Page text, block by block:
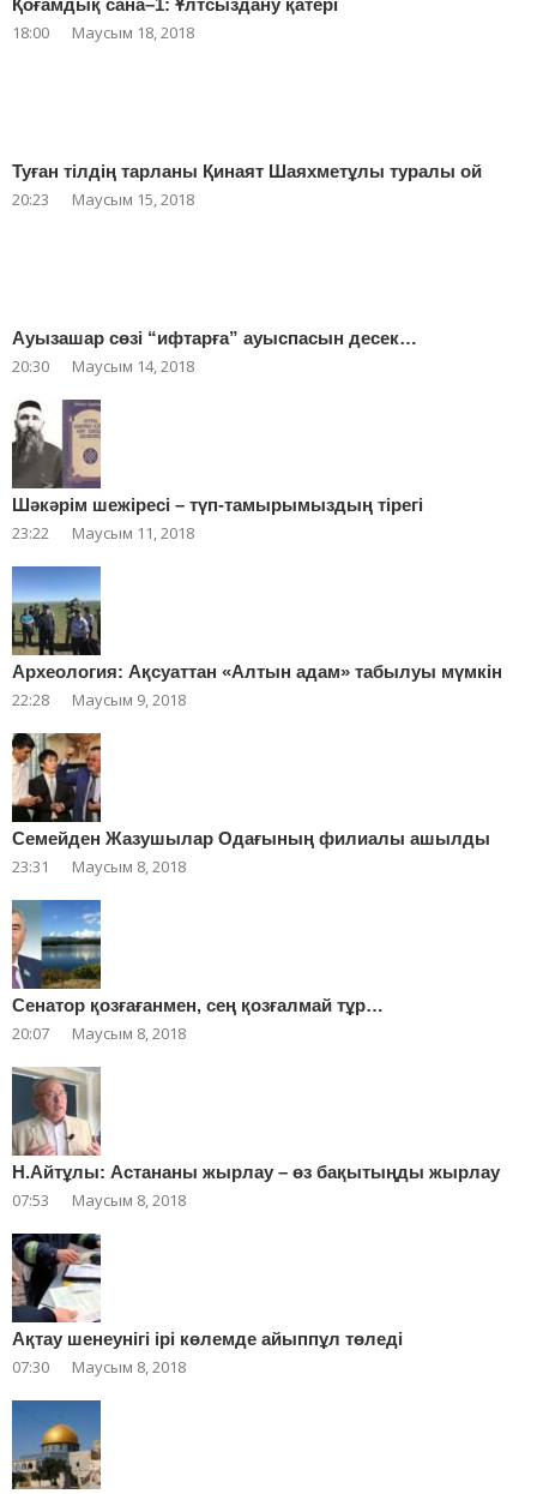
Қоғамдық сана–1: Ұлтсыздану қатері
18:00 Маусым 18, 2018
Туған тілдің тарланы Қинаят Шаяхметұлы туралы ой
20:23 Маусым 15, 2018
Ауызашар сөзі “ифтарға” ауыспасын десек…
20:30 Маусым 14, 2018
Шәкәрім шежіресі – түп-тамырымыздың тірегі
23:22 Маусым 11, 2018
Археология: Ақсуаттан «Алтын адам» табылуы мүмкін
22:28 Маусым 9, 2018
Cемейден Жазушылар Одағының филиалы ашылды
23:31 Маусым 8, 2018
Сенатор қозғағанмен, сең қозғалмай тұр…
20:07 Маусым 8, 2018
Н.Айтұлы: Астананы жырлау – өз бақытыңды жырлау
07:53 Маусым 8, 2018
Ақтау шенеунігі ірі көлемде айыппұл төледі
07:30 Маусым 8, 2018